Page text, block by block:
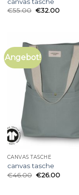
€55.00 €32.00
Angebot!
CANVAS TASCHE
canvas tasche
€46.00 €26.00